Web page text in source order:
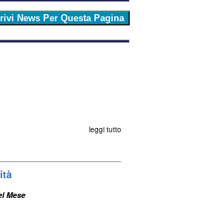
leggi tutto
Mese